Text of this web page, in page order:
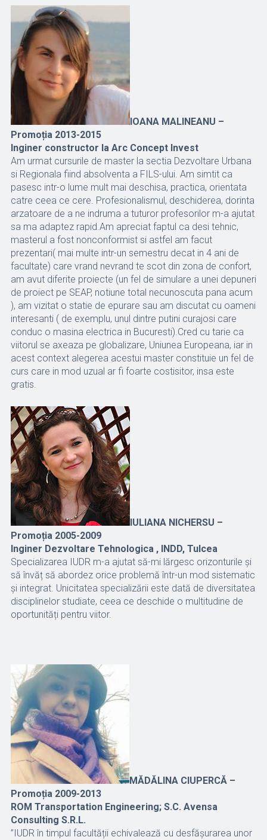
IOANA MALINEANU –
Promoția 2013-2015
Inginer constructor la Arc Concept Invest
Am urmat cursurile de master la sectia Dezvoltare Urbana
si Regionala fiind absolventa a FILS-ului. Am simtit ca
pasesc intr-o lume mult mai deschisa, practica, orientata
catre ceea ce cere. Profesionalismul, deschiderea, dorinta
arzatoare de a ne indruma a tuturor profesorilor m-a ajutat
sa ma adaptez rapid.Am apreciat faptul ca desi tehnic,
masterul a fost nonconformist si astfel am facut
prezentari( mai multe intr-un semestru decat in 4 ani de
facultate) care vrand nevrand te scot din zona de confort,
am avut diferite proiecte (un fel de simulare a unei depuneri
de proiect pe SEAP, notiune total necunoscuta pana acum
), am vizitat o statie de epurare sau am discutat cu oameni
interesanti ( de exemplu, unul dintre putini curajosi care
conduc o masina electrica in Bucuresti).Cred cu tarie ca
viitorul se axeaza pe globalizare, Uniunea Europeana, iar in
acest context alegerea acestui master constituie un fel de
curs care in mod uzual ar fi foarte costisitor, insa este
gratis.
IULIANA NICHERSU –
Promoția 2005-2009
Inginer Dezvoltare Tehnologica , INDD, Tulcea
Specializarea IUDR m-a ajutat să-mi lărgesc orizonturile și
să învăț să abordez orice problemă într-un mod sistematic
și integrat. Unicitatea specializării este dată de diversitatea
disciplinelor studiate, ceea ce deschide o multitudine de
oportunități pentru viitor.
MĂDĂLINA CIUPERCĂ –
Promoția 2009-2013
ROM Transportation Engineering; S.C. Avensa
Consulting S.R.L.
”IUDR în timpul facultății echivalează cu desfășurarea unor